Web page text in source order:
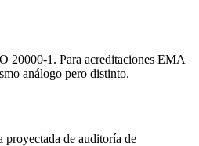
20000-1. Para acreditaciones EMA
análogo pero distinto.
de auditoría de